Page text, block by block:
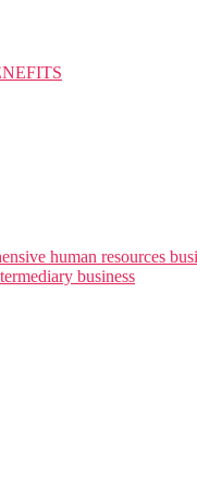
human resources
business